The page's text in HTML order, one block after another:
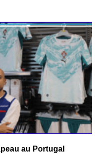
au Portugal